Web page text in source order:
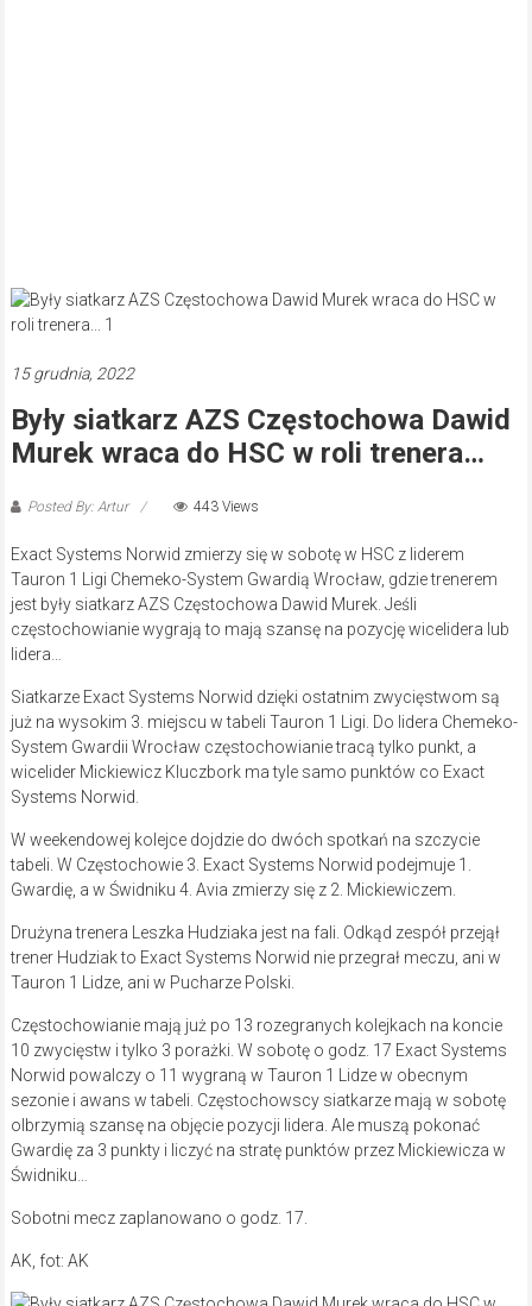
15 grudnia, 2022
Były siatkarz AZS Częstochowa Dawid
Murek wraca do HSC w roli trenera…
Posted By: Artur 443 Views
Exact Systems Norwid zmierzy się w sobotę w HSC z liderem
Tauron 1 Ligi Chemeko-System Gwardią Wrocław, gdzie trenerem
jest były siatkarz AZS Częstochowa Dawid Murek. Jeśli
częstochowianie wygrają to mają szansę na pozycję wicelidera lub
lidera…
Siatkarze Exact Systems Norwid dzięki ostatnim zwycięstwom są
już na wysokim 3. miejscu w tabeli Tauron 1 Ligi. Do lidera Chemeko-
System Gwardii Wrocław częstochowianie tracą tylko punkt, a
wicelider Mickiewicz Kluczbork ma tyle samo punktów co Exact
Systems Norwid.
W weekendowej kolejce dojdzie do dwóch spotkań na szczycie
tabeli. W Częstochowie 3. Exact Systems Norwid podejmuje 1.
Gwardię, a w Świdniku 4. Avia zmierzy się z 2. Mickiewiczem.
Drużyna trenera Leszka Hudziaka jest na fali. Odkąd zespół przejął
trener Hudziak to Exact Systems Norwid nie przegrał meczu, ani w
Tauron 1 Lidze, ani w Pucharze Polski.
Częstochowianie mają już po 13 rozegranych kolejkach na koncie
10 zwycięstw i tylko 3 porażki. W sobotę o godz. 17 Exact Systems
Norwid powalczy o 11 wygraną w Tauron 1 Lidze w obecnym
sezonie i awans w tabeli. Częstochowscy siatkarze mają w sobotę
olbrzymią szansę na objęcie pozycji lidera. Ale muszą pokonać
Gwardię za 3 punkty i liczyć na stratę punktów przez Mickiewicza w
Świdniku…
Sobotni mecz zaplanowano o godz. 17.
AK, fot: AK